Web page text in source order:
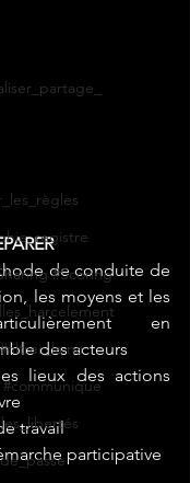
#Scoring
na
#communique
de conduite de
les moyens et les
en
des acteurs
lieux des actions
travail
participative